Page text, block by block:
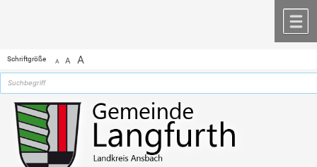
Schriftgröße A A A